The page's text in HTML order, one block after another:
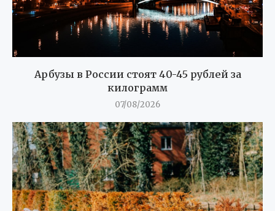
Арбузы в России стоят 40-45 рублей за
килограмм
07/08/2026